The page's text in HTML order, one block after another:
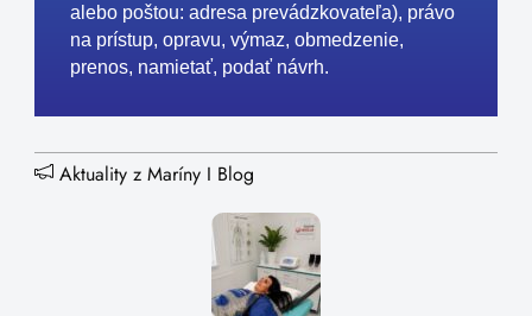
alebo poštou: adresa prevádzkovateľa), právo
na prístup, opravu, výmaz, obmedzenie,
prenos, namietať, podať návrh.
Aktuality z Maríny I Blog